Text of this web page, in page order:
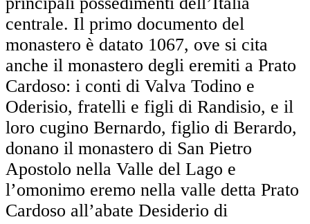
centrale. Il primo documento del
monastero è datato 1067, ove si cita
anche il monastero degli eremiti a Prato
Cardoso: i conti di Valva Todino e
Oderisio, fratelli e figli di Randisio, e il
loro cugino Bernardo, figlio di Berardo,
donano il monastero di San Pietro
Apostolo nella Valle del Lago e
l’omonimo eremo nella valle detta Prato
Cardoso all’abate Desiderio di